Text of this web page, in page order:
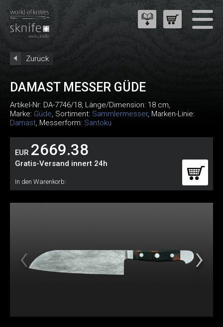
Zurück
DAMAST MESSER GÜDE
Artikel-Nr: DA-7746/18, Länge/Dimension: 18 cm,
Marke: Güde, Sortiment: Sammlermesser, Marken-Linie:
Damast, Messerform: Santoku
EUR 2669.38
Gratis-Versand innert 24h
In den Warenkorb: